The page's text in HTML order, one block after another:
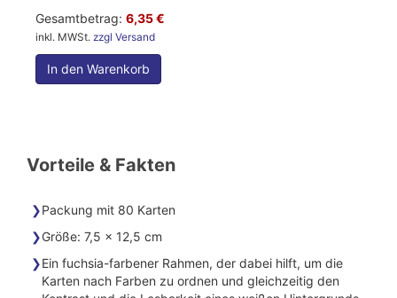
Gesamtbetrag: 6,35 €
inkl. MWSt. zzgl Versand
In den Warenkorb
Vorteile & Fakten
Packung mit 80 Karten
Größe: 7,5 x 12,5 cm
Ein fuchsia-farbener Rahmen, der dabei hilft, um die
Karten nach Farben zu ordnen und gleichzeitig den